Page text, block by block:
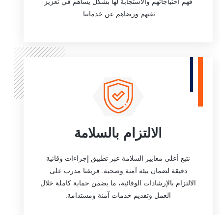
ثقتهم ورضاهم عن خدماتنا.
الالتزام بالسلامة
نتبع أعلى معايير السلامة عبر تطبيق إجراءات وقائية
دقيقة لضمان بيئة آمنة وصحية. فريقنا مدرب على
الالتزام بالإرشادات الوقائية، ما يضمن حماية كاملة خلال
العمل وتقديم خدمات آمنة ومستدامة.